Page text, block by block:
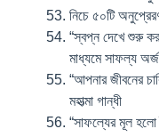
নিচে ৫০টি
“স্বপ্ন দেখে শুরু
মাধ্যমে সাফল্য
“আপনার জীবনের
মহাত্মা গান্ধী
“সাফল্যের মূল